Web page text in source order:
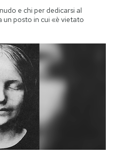
e chi per dedicarsi al
posto in cui «è vietato